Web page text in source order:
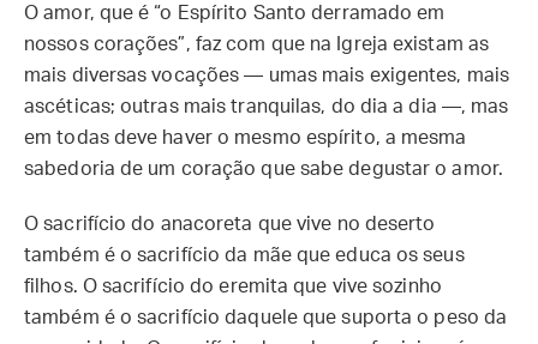
O amor, que é “o Espírito Santo derramado em
nossos corações”, faz com que na Igreja existam as
mais diversas vocações — umas mais exigentes, mais
ascéticas; outras mais tranquilas, do dia a dia —, mas
em todas deve haver o mesmo espírito, a mesma
sabedoria de um coração que sabe degustar o amor.
O sacrifício do anacoreta que vive no deserto
também é o sacrifício da mãe que educa os seus
filhos. O sacrifício do eremita que vive sozinho
também é o sacrifício daquele que suporta o peso da